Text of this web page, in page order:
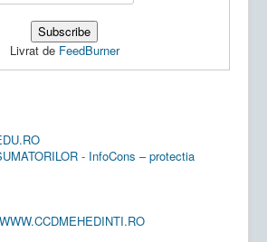
Livrat de FeedBurner
- InfoCons – protectia